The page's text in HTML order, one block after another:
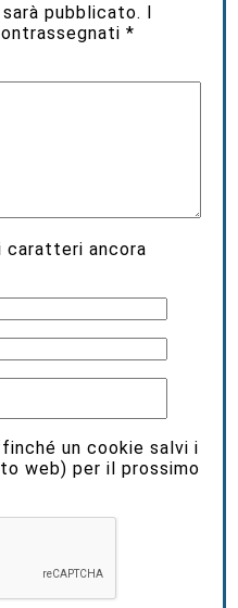
pubblicato. I
*
caratteri ancora
un cookie salvi i
web) per il prossimo